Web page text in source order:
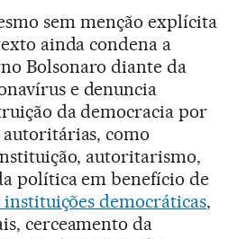
sem menção explícita
ainda condena a
Bolsonaro diante da
e denuncia
da democracia por
como
autoritarismo,
política em benefício de
instituições democráticas,
cerceamento da